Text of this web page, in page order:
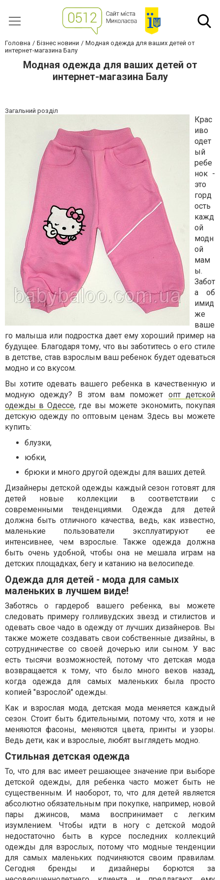
Головна Бізнес новини
Модная одежда для ваших детей от
интернет-магазина Балу
Модная одежда для ваших детей от
интернет-магазина Балу
Загальний розділ
Крас
иво
одет
ый
ребе
нок -
это
горд
ость
кажд
ой
модн
ой
мам
ы.
Забот
а об
имид
же
ваше
го малыша или подростка дает ему хороший пример на
будущее. Благодаря тому, что вы заботитесь о его стиле
в детстве, став взрослым ваш ребенок будет одеваться
модно и со вкусом.
Вы хотите одевать вашего ребенка в качественную и
модную одежду? В этом вам поможет опт детской
одежды в Одессе, где вы можете экономить, покупая
детскую одежду по оптовым ценам. Здесь вы можете
купить:
блузки,
юбки,
брюки и много другой одежды для ваших детей.
Дизайнеры детской одежды каждый сезон готовят для
детей новые коллекции в соответствии с
современными тенденциями. Одежда для детей
должна быть отличного качества, ведь, как известно,
маленькие пользователи эксплуатируют ее
интенсивнее, чем взрослые. Также одежда должна
быть очень удобной, чтобы она не мешала играм на
детских площадках, бегу и катанию на велосипеде.
Одежда для детей - мода для самых
маленьких в лучшем виде!
Заботясь о гардероб вашего ребенка, вы можете
следовать примеру голливудских звезд и стилистов и
одевать свое чадо в одежду от лучших дизайнеров. Вы
также можете создавать свои собственные дизайны, в
сотрудничестве со своей дочерью или сыном. У вас
есть тысячи возможностей, потому что детская мода
возвращается к тому, что было много веков назад,
когда одежда для самых маленьких была просто
копией "взрослой" одежды.
Как и взрослая мода, детская мода меняется каждый
сезон. Стоит быть бдительными, потому что, хотя и не
меняются фасоны, меняются цвета, принты и узоры.
Ведь дети, как и взрослые, любят выглядеть модно.
Стильная детская одежда
То, что для вас имеет решающее значение при выборе
детской одежды, для ребенка часто может быть не
существенным. И наоборот, то, что для детей является
абсолютно обязательным при покупке, например, новой
пары джинсов, мама воспринимает с легким
изумлением. Чтобы идти в ногу с детской модой
недостаточно быть в курсе последних коллекций
одежды для взрослых, потому что модные тенденции
для самых маленьких подчиняются своим правилам.
Сегодня бренды и дизайнеры борются за